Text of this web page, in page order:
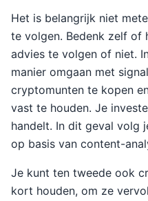
Het is belangrijk niet
te volgen. Bedenk zelf of
advies te volgen of niet.
manier omgaan met
cryptomunten te kopen
vast te houden. Je
handelt. In dit geval volg
op basis van content-
Je kunt ten tweede ook
kort houden, om ze